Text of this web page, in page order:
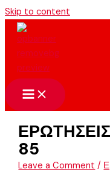
Skip to content
85
Leave a Comment /